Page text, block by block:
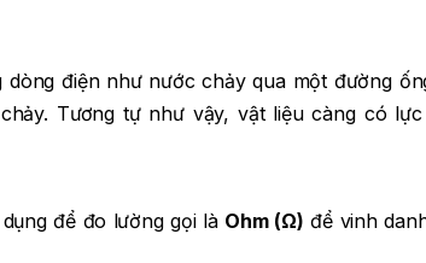
điện như nước chảy qua một đường
Tương tự như vậy, vật liệu càng có
để đo lường gọi là Ohm (Ω) để vinh